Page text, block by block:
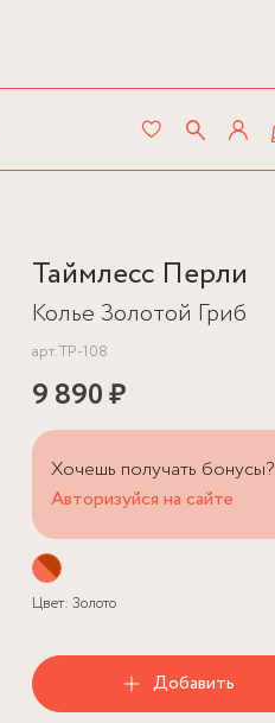
Таймлесс Перли
Колье Золотой Гриб
арт.TP-108
9 890 ₽
Хочешь получать бонусы?
Авторизуйся на сайте
Цвет: Золото
Добавить